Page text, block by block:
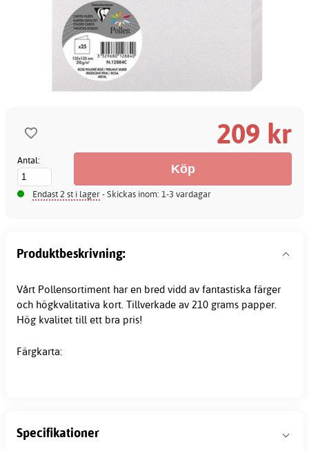
209 kr
Antal:
Endast 2 st i lager- Skickas inom: 1-3 vardagar
Produktbeskrivning:
Vårt Pollensortiment har en bred vidd av fantastiska färger
och högkvalitativa kort. Tillverkade av 210 grams papper.
Hög kvalitet till ett bra pris!
Färgkarta:
Specifikationer